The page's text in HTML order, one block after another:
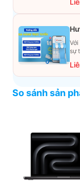
sự
dễ
So sánh sản